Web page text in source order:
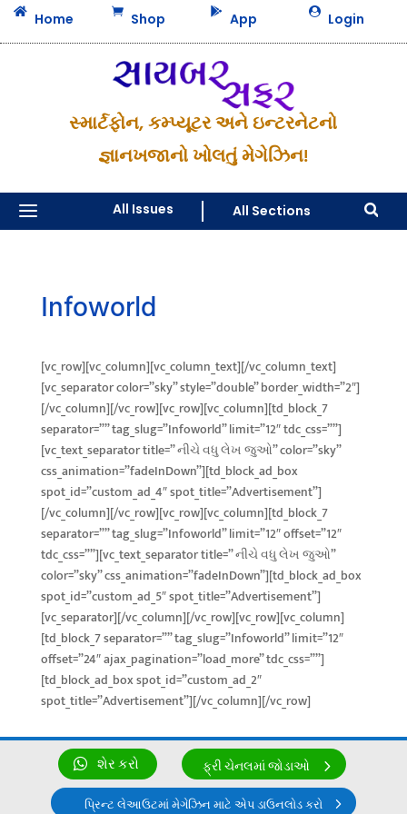
 Home  Shop  App  Login
સ્માર્ટફોન, કમ્પ્યૂટર અને ઇન્ટરનેટનો
જ્ઞાનખજાનો ખોલતું મેગેઝિન!
a All Issues All Sections 
Infoworld
[vc_row][vc_column][vc_column_text][/vc_column_text]
[vc_separator color=”sky” style=”double” border_width=”2″]
[/vc_column][/vc_row][vc_row][vc_column][td_block_7
separator=”” tag_slug=”Infoworld” limit=”12″ tdc_css=””]
[vc_text_separator title=” નીચે વધુ લેખ જુઓ” color=”sky”
css_animation=”fadeInDown”][td_block_ad_box
spot_id=”custom_ad_4″ spot_title=”Advertisement”]
[/vc_column][/vc_row][vc_row][vc_column][td_block_7
separator=”” tag_slug=”Infoworld” limit=”12″ offset=”12″
tdc_css=””][vc_text_separator title=” નીચે વધુ લેખ જુઓ”
color=”sky” css_animation=”fadeInDown”][td_block_ad_box
spot_id=”custom_ad_5″ spot_title=”Advertisement”]
[vc_separator][/vc_column][/vc_row][vc_row][vc_column]
[td_block_7 separator=”” tag_slug=”Infoworld” limit=”12″
offset=”24″ ajax_pagination=”load_more” tdc_css=””]
[td_block_ad_box spot_id=”custom_ad_2″
spot_title=”Advertisement”][/vc_column][/vc_row]
શેર કરો ફ્રી ચેનલમાં જોડાઓ
પ્રિન્ટ લેઆઉટમાં મેગેઝિન માટે એપ ડાઉનલોડ કરો